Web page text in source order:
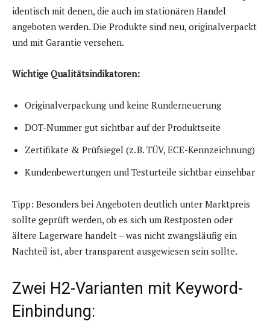
identisch mit denen, die auch im stationären Handel
angeboten werden. Die Produkte sind neu, originalverpackt
und mit Garantie versehen.
Wichtige Qualitätsindikatoren:
Originalverpackung und keine Runderneuerung
DOT-Nummer gut sichtbar auf der Produktseite
Zertifikate & Prüfsiegel (z. B. TÜV, ECE-Kennzeichnung)
Kundenbewertungen und Testurteile sichtbar einsehbar
Tipp: Besonders bei Angeboten deutlich unter Marktpreis
sollte geprüft werden, ob es sich um Restposten oder
ältere Lagerware handelt – was nicht zwangsläufig ein
Nachteil ist, aber transparent ausgewiesen sein sollte.
Zwei H2-Varianten mit Keyword-
Einbindung: